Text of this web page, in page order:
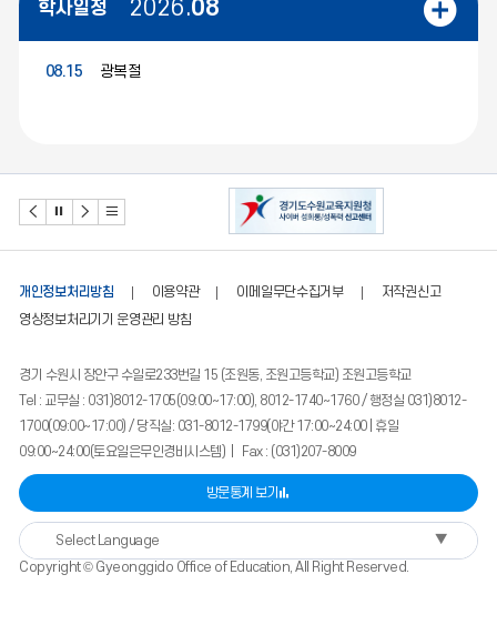
학사일정 2026.08
08.15 광복절
개인정보처리방침 이용약관 이메일무단수집거부
저작권신고
영상정보처리기기 운영관리 방침
경기 수원시 장안구 수일로233번길 15 (조원동, 조원고등학교) 조원고등학교
Tel : 교무실 : 031)8012-1705(09:00~17:00), 8012-1740~1760 / 행정실 031)8012-
1700(09:00~17:00) / 당직실: 031-8012-1799(야간 17:00~24:00 | 휴일
09:00~24:00(토요일은무인경비시스템) | Fax : (031)207-8009
방문통계 보기
Select Language
▼
Copyright © Gyeonggido Office of Education, All Right Reserved.